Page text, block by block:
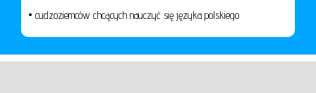
• cudzoziemców chcących nauczyć się języka polskiego